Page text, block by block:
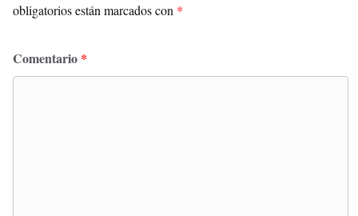
obligatorios están marcados con *
Comentario *